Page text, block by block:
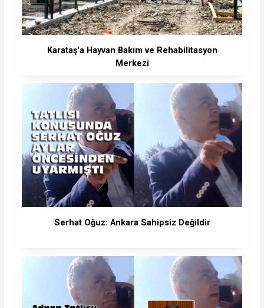
Karataş'a Hayvan Bakım ve Rehabilitasyon
Merkezi
Serhat Oğuz: Ankara Sahipsiz Değildir